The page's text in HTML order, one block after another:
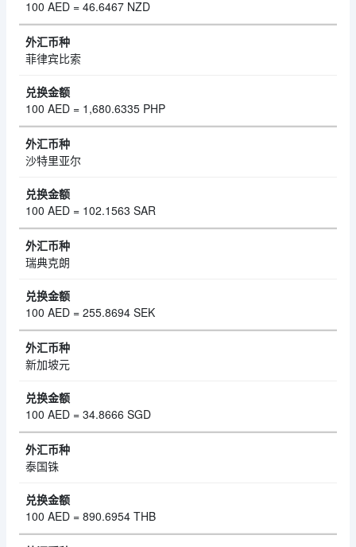
100 AED = 46.6467 NZD
菲律宾比索
100 AED = 1,680.6335 PHP
沙特里亚尔
100 AED = 102.1563 SAR
瑞典克朗
100 AED = 255.8694 SEK
新加坡元
100 AED = 34.8666 SGD
泰国铢
100 AED = 890.6954 THB